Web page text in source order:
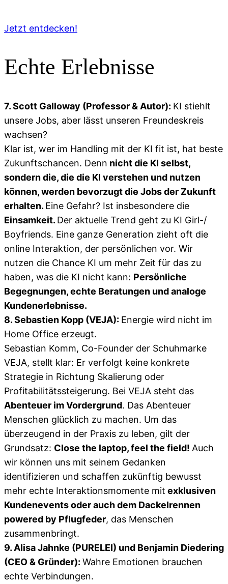
Jetzt entdecken!
Echte Erlebnisse
7. Scott Galloway (Professor & Autor): KI stiehlt
unsere Jobs, aber lässt unseren Freundeskreis
wachsen?
Klar ist, wer im Handling mit der KI fit ist, hat beste
Zukunftschancen. Denn nicht die KI selbst,
sondern die, die die KI verstehen und nutzen
können, werden bevorzugt die Jobs der Zukunft
erhalten. Eine Gefahr? Ist insbesondere die
Einsamkeit. Der aktuelle Trend geht zu KI Girl-/
Boyfriends. Eine ganze Generation zieht oft die
online Interaktion, der persönlichen vor. Wir
nutzen die Chance KI um mehr Zeit für das zu
haben, was die KI nicht kann: Persönliche
Begegnungen, echte Beratungen und analoge
Kundenerlebnisse.
8. Sebastien Kopp (VEJA): Energie wird nicht im
Home Office erzeugt.
Sebastian Komm, Co-Founder der Schuhmarke
VEJA, stellt klar: Er verfolgt keine konkrete
Strategie in Richtung Skalierung oder
Profitabilitätssteigerung. Bei VEJA steht das
Abenteuer im Vordergrund. Das Abenteuer
Menschen glücklich zu machen. Um das
überzeugend in der Praxis zu leben, gilt der
Grundsatz: Close the laptop, feel the field! Auch
wir können uns mit seinem Gedanken
identifizieren und schaffen zukünftig bewusst
mehr echte Interaktionsmomente mit exklusiven
Kundenevents oder auch dem Dackelrennen
powered by Pflugfeder, das Menschen
zusammenbringt.
9. Alisa Jahnke (PURELEI) und Benjamin Diedering
(CEO & Gründer): Wahre Emotionen brauchen
echte Verbindungen.